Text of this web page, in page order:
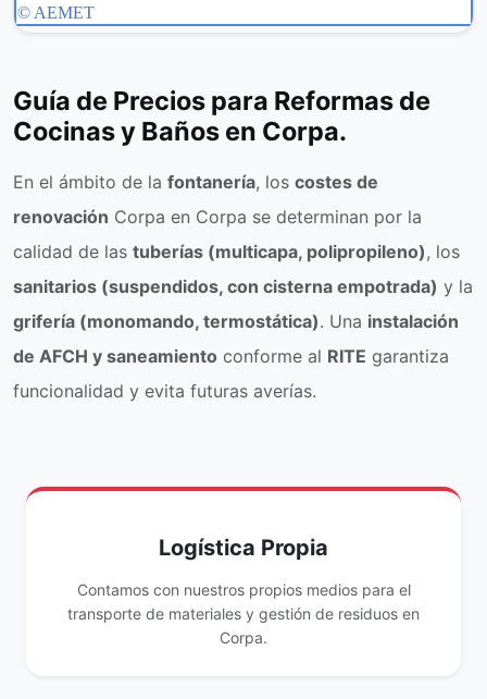
Guía de Precios para Reformas de
Cocinas y Baños en Corpa.
En el ámbito de la fontanería, los costes de
renovación Corpa en Corpa se determinan por la
calidad de las tuberías (multicapa, polipropileno), los
sanitarios (suspendidos, con cisterna empotrada) y la
grifería (monomando, termostática). Una instalación
de AFCH y saneamiento conforme al RITE garantiza
funcionalidad y evita futuras averías.
Logística Propia
Contamos con nuestros propios medios para el
transporte de materiales y gestión de residuos en
Corpa.